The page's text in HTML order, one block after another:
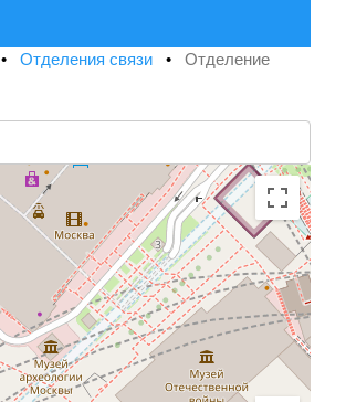
• Отделения связи • Отделение